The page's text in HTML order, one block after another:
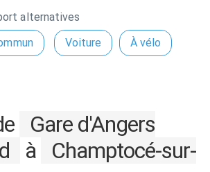
alternatives
Voiture À vélo
Gare d'Angers
à
Champtocé-sur-